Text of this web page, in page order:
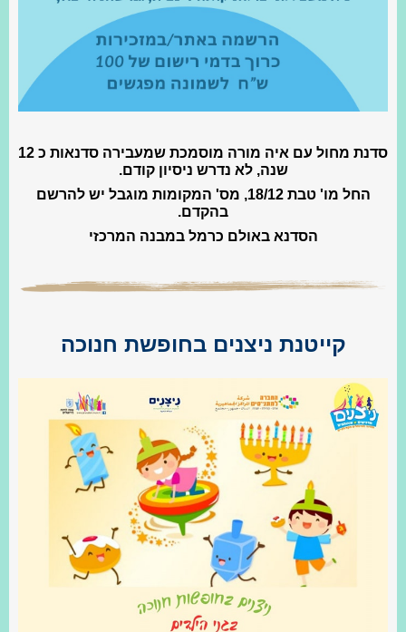
סדנת מחול עם איה מורה מוסמכת שמעבירה סדנאות כ 12
שנה, לא נדרש ניסיון קודם.
החל מו' טבת 18/12, מס' המקומות מוגבל יש להרשם
בהקדם.
הסדנא באולם כרמל במבנה המרכזי
קייטנת ניצנים בחופשת חנוכה